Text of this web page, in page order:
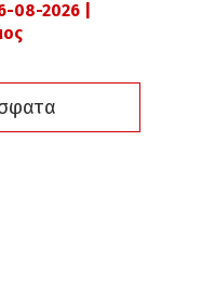
08-2026 |